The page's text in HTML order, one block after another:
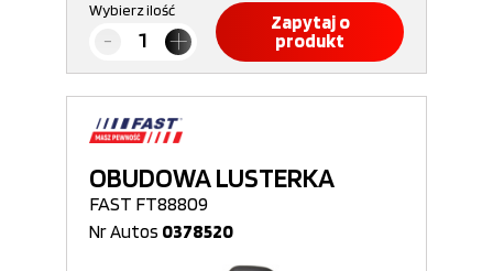
Wybierz ilość
Zapytaj o
produkt
OBUDOWA LUSTERKA
FAST FT88809
Nr Autos 0378520